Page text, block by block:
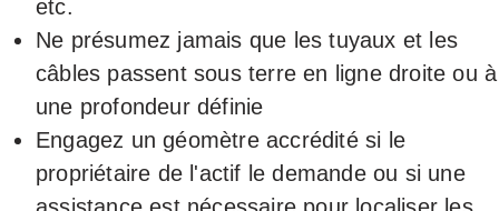
etc.
Ne présumez jamais que les tuyaux et les
câbles passent sous terre en ligne droite ou à
une profondeur définie
Engagez un géomètre accrédité si le
propriétaire de l'actif le demande ou si une